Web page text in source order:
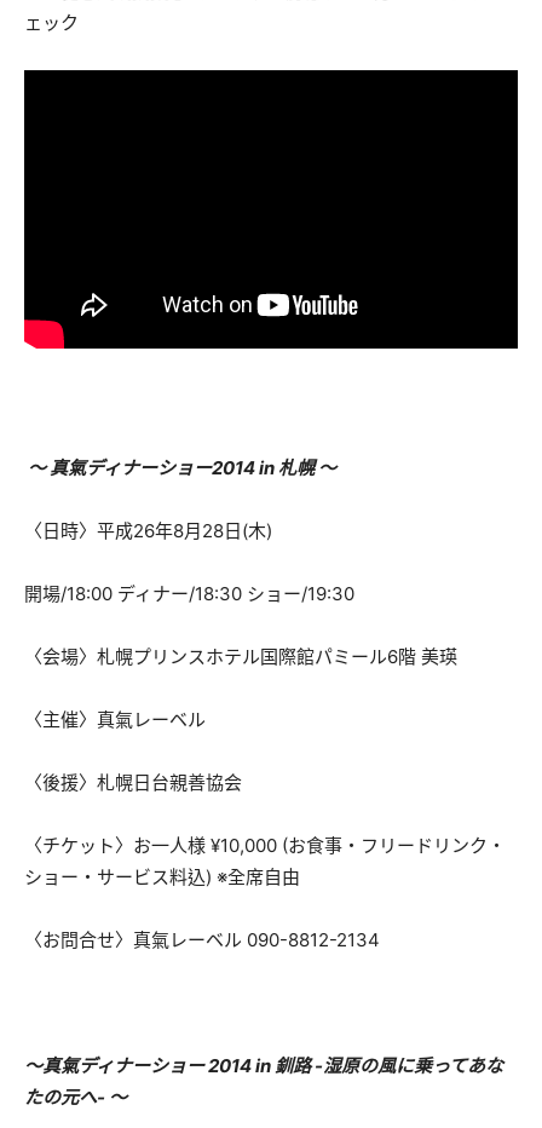
ェック
～ 真氣ディナーショー2014 in 札幌 ～
〈日時〉平成26年8月28日(木)
開場/18:00 ディナー/18:30 ショー/19:30
〈会場〉札幌プリンスホテル国際館パミール6階 美瑛
〈主催〉真氣レーベル
〈後援〉札幌日台親善協会
〈チケット〉お一人様 ¥10,000 (お食事・フリードリンク・
ショー・サービス料込) ※全席自由
〈お問合せ〉真氣レーベル 090-8812-2134
～真氣ディナーショー 2014 in 釧路 -湿原の風に乗ってあな
たの元へ- ～